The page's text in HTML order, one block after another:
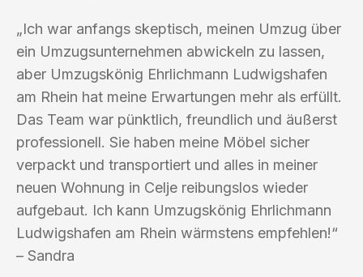
„Ich war anfangs skeptisch, meinen Umzug über
ein Umzugsunternehmen abwickeln zu lassen,
aber Umzugskönig Ehrlichmann Ludwigshafen
am Rhein hat meine Erwartungen mehr als erfüllt.
Das Team war pünktlich, freundlich und äußerst
professionell. Sie haben meine Möbel sicher
verpackt und transportiert und alles in meiner
neuen Wohnung in Celje reibungslos wieder
aufgebaut. Ich kann Umzugskönig Ehrlichmann
Ludwigshafen am Rhein wärmstens empfehlen!“
– Sandra